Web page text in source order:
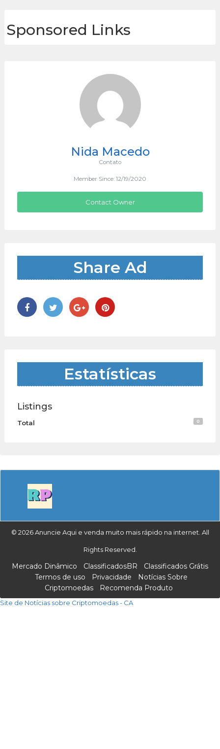
Sponsored Links
Nida Macedo
Contato
Member Since: 12/19/2020
Contact Owner
Share Ad
Estatísticas
Listings
Total 0
© 2026 Anuncie Aqui e venda muito mais rápido na internet. All
Rights Reserved.
Mercado Dinâmico ClassificadosBR
Classificados Grátis
Termos de uso
Privacidade
Notícias Sobre
Criptomoedas
Recomenda Produto
Site de Notícias sobre Criptomoedas - CA